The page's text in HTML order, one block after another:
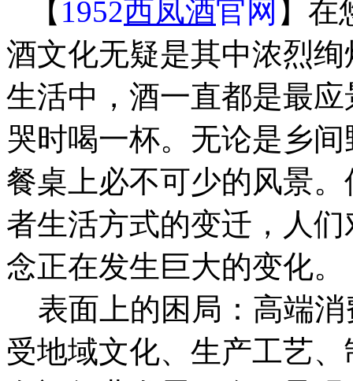
【 1952西凤酒官网 】在
酒文化无疑是其中浓烈
生活中，酒一直都是最
哭时喝一杯。无论是乡
餐桌上必不可少的风景
者生活方式的变迁，人
念正在发生巨大的变化。
表面上的困局：高端消
受地域文化、生产工艺